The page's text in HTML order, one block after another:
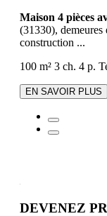
Maison 4 pièces
(31330),
construction ...
100 m² 3 ch. 4 p.
EN SAVOIR PLUS
DEVENEZ